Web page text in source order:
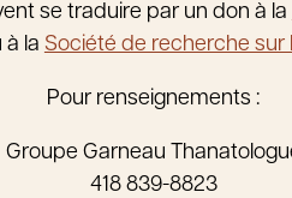
se traduire par un don à la
la Société de recherche sur
Pour renseignements :
Groupe Garneau
418 839-8823